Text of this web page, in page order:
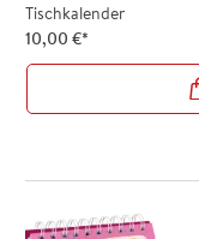
Tischkalender
10,00 €*